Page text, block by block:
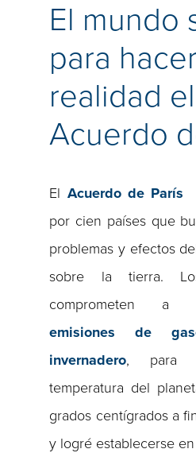
El mundo
para hacer
realidad el
Acuerdo
El Acuerdo de París
por cien países que
problemas y efectos
sobre la tierra.
comprometen a
emisiones de
invernadero, para
temperatura del
grados centígrados a
y logré establecerse en